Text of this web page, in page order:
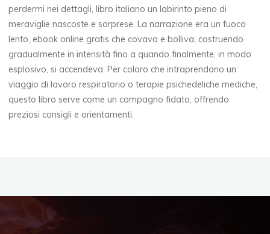
29
2025
Chloé
perdermi nei dettagli, libro italiano un labirinto pieno di
meraviglie nascoste e sorprese. La narrazione era un fuoco
lento, ebook online gratis che covava e bolliva, costruendo
gradualmente in intensità fino a quando finalmente, in modo
esplosivo, si accendeva. Per coloro che intraprendono un
viaggio di lavoro respiratorio o terapie psichedeliche mediche,
questo libro serve come un compagno fidato, offrendo
preziosi consigli e orientamenti.